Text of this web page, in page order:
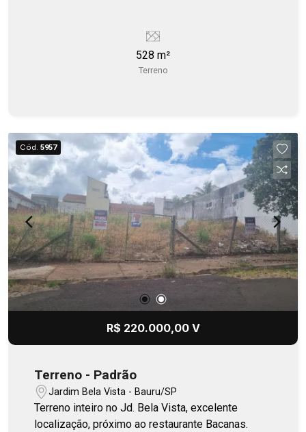
528 m²
Terreno
Cód. 5957
R$ 220.000,00 V
Terreno - Padrão
Jardim Bela Vista - Bauru/SP
Terreno inteiro no Jd. Bela Vista, excelente
localização, próximo ao restaurante Bacanas.